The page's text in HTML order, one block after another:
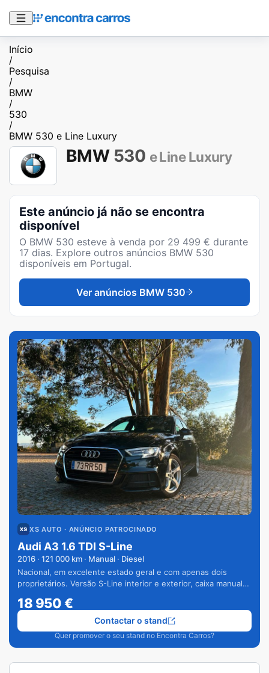
Início
/
Pesquisa
/
BMW
/
530
/
BMW 530 e Line Luxury
BMW 530 e Line Luxury
Este anúncio já não se encontra
disponível
O BMW 530 esteve à venda por 29 499 € durante
17 dias. Explore outros anúncios BMW 530
disponíveis em Portugal.
Ver anúncios BMW 530
XS AUTO · ANÚNCIO PATROCINADO
Audi A3 1.6 TDI S-Line
2016 · 121 000 km · Manual · Diesel
Nacional, em excelente estado geral e com apenas dois
proprietários. Versão S-Line interior e exterior, caixa manual
18 950€
Quer promover o seu stand no Encontra Carros?
Contactar o stand